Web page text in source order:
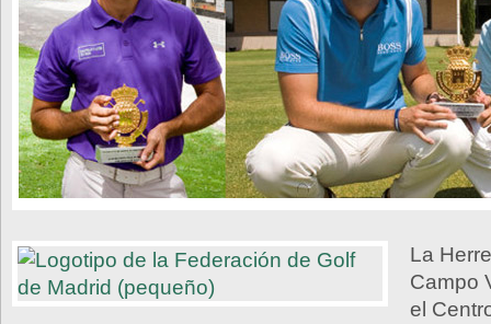
La
Campo
el